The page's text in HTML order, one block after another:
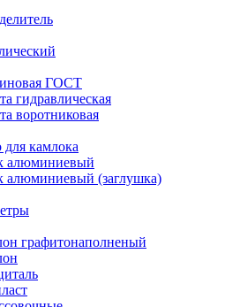
ГОСТ
гидравлическая
воротниковая
для камлока
алюминиевый
алюминиевый (заглушка)
графитонаполненый